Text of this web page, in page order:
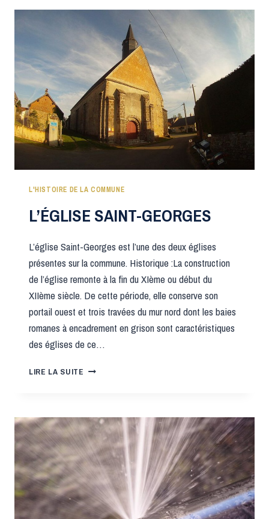
L'HISTOIRE DE LA COMMUNE
L’ÉGLISE SAINT-GEORGES
L’église Saint-Georges est l’une des deux églises
présentes sur la commune. Historique :La construction
de l’église remonte à la fin du XIème ou début du
XIIème siècle. De cette période, elle conserve son
portail ouest et trois travées du mur nord dont les baies
romanes à encadrement en grison sont caractéristiques
des églises de ce…
LIRE LA SUITE L’ÉGLISE